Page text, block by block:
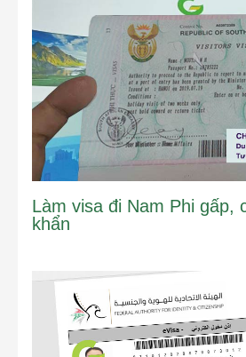
Làm visa đi Nam Phi gấp,
khẩn